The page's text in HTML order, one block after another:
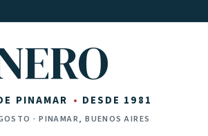
PINAMAR DESDE 1981
· PINAMAR, BUENOS AIRES